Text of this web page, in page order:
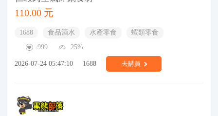
110.00 元
1688 食品酒水 水產零食
蝦類零食
999
25%
2026-07-24 05:47:10 1688 去購買